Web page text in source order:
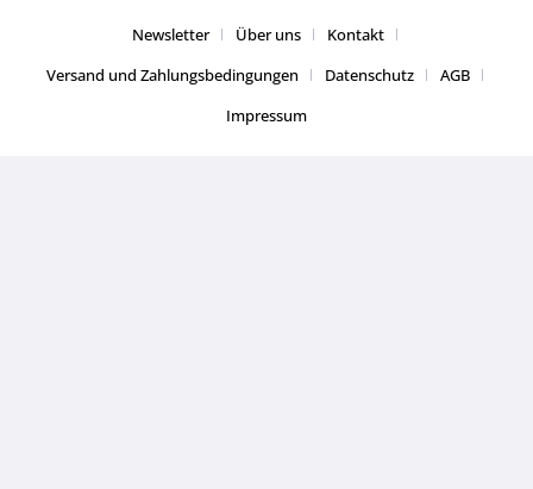
Newsletter Über uns
Kontakt
Versand und Zahlungsbedingungen
Datenschutz
AGB
Impressum